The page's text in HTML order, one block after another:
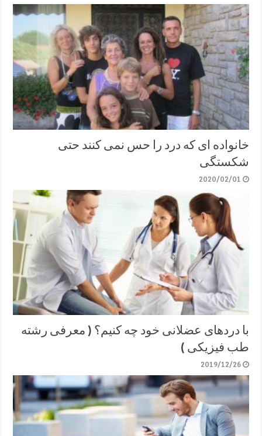
خانواده ای که درد را حس نمی کنند حتی
شکستگی
2020/02/01
با دردهای عضلانی خود چه کنیم؟ ( معرفی رشته
طب فیزیکی )
2019/12/26